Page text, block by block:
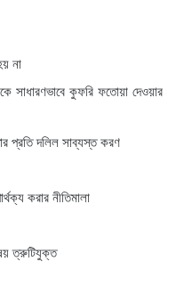
না
সাধারণভাবে কুফরি ফতোয়া দেওয়ার
প্রতি দলিল সাব্যস্ত করণ
করার নীতিমালা
ত্রুটিযুক্ত